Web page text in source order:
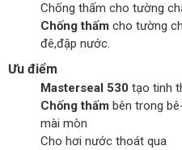
Chống thấm cho tường
Chống thấm cho tường
đê,đập nước.
Ưu điểm
Masterseal 530 tạo tinh
Chống thấm bên trong
mài mòn
Cho hơi nước thoát qua